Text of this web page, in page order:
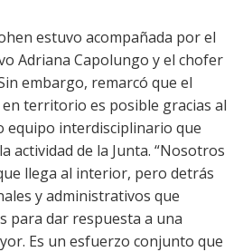
estuvo acompañada por el
Adriana Capolungo y el chofer
embargo, remarcó que el
territorio es posible gracias al
equipo interdisciplinario que
actividad de la Junta. “Nosotros
llega al interior, pero detrás
y administrativos que
para dar respuesta a una
Es un esfuerzo conjunto que